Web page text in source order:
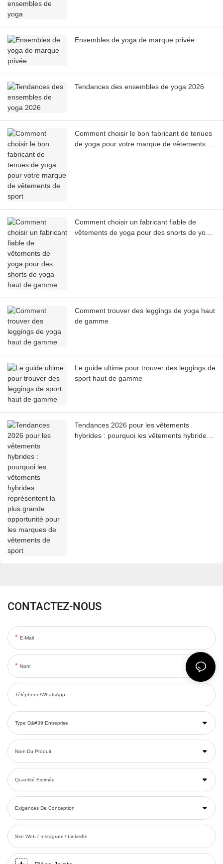
Ensembles de yoga de marque privée
Tendances des ensembles de yoga 2026
Comment choisir le bon fabricant de tenues
de yoga pour votre marque de vêtements de
Comment choisir un fabricant fiable de
vêtements de yoga pour des shorts de yoga
Comment trouver des leggings de yoga haut
de gamme
Le guide ultime pour trouver des leggings de
sport haut de gamme
Tendances 2026 pour les vêtements
hybrides : pourquoi les vêtements hybrides
CONTACTEZ-NOUS
E-Mail
Nom
Téléphone/WhatsApp
Type D&#39;entreprise
Nom Du Produit
Quantité Estimée
Exigences De Conception
Site Web / Instagram / LinkedIn